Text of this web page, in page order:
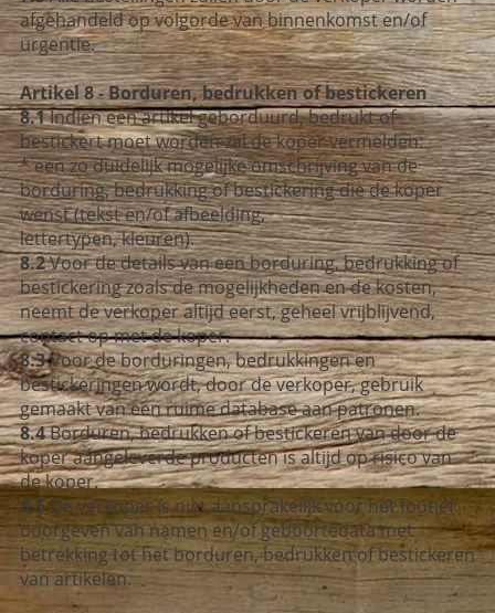
afgehandeld op volgorde van binnenkomst en/of
urgentie.
Artikel 8 - Borduren, bedrukken of bestickeren
8.1Indien een artikel geborduurd, bedrukt of
bestickert moet worden zal de koper vermelden:
* een zo duidelijk mogelijke omschrijving van de
borduring, bedrukking of bestickeringdie de koper
wenst (tekst en/of afbeelding,
lettertypen, kleuren).
8.2Voor de details van een borduring, bedrukking of
bestickering zoals de mogelijkhedenen de kosten,
neemt de verkoper altijd eerst, geheel vrijblijvend,
contact op met de koper.
8.3Voor de borduringen, bedrukkingen en
bestickeringen wordt, door de verkoper,gebruik
gemaakt van een ruime database aan patronen.
8.4Borduren, bedrukken of bestickeren van door de
koper aangeleverde producten is altijdop risico van
de koper.
8.5De verkoper is niet aansprakelijk voor het foutief
doorgeven van namen en/ofgeboortedata met
betrekking tot het borduren, bedrukken of bestickeren
van artikelen.